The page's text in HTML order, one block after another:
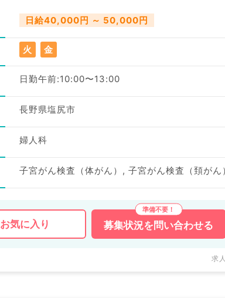
日給40,000円 ～ 50,000円
火 金
日勤午前:10:00〜13:00
長野県塩尻市
婦人科
子宮がん検査（体がん）, 子宮がん検査（頚がん
お気に入り 募集状況を 問い合わせる
求